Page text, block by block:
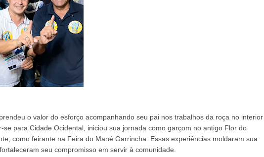
o valor do esforço acompanhando seu pai nos trabalhos da roça no interior
se para Cidade Ocidental, iniciou sua jornada como garçom no antigo Flor do
como feirante na Feira do Mané Garrincha. Essas experiências moldaram sua
seu compromisso em servir à comunidade.